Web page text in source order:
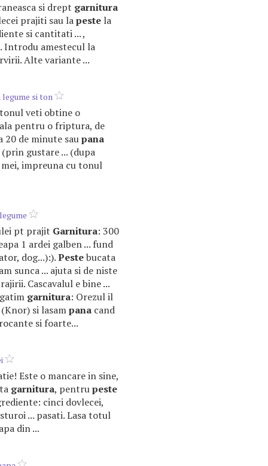
si drept garnitura
prajiti sau lapeste la
si cantitati ... ,
Introdu amestecul la
Alte variante ...
legume si ton
veti obtine o
pentru o friptura, de
20 de minute saupana
gustare ... (dupa
impreuna cu tonul
pt prajit Garnitura: 300
1 ardei galben ... fund
dog...):).Pestebucata
sunca ... ajuta si de niste
Cascavalul e bine ...
garnitura: Orezul il
si lasampana cand
si foarte...
Este o mancare in sine,
garnitura, pentrupeste
cinci dovlecei,
... pasati. Lasa totul
din ...